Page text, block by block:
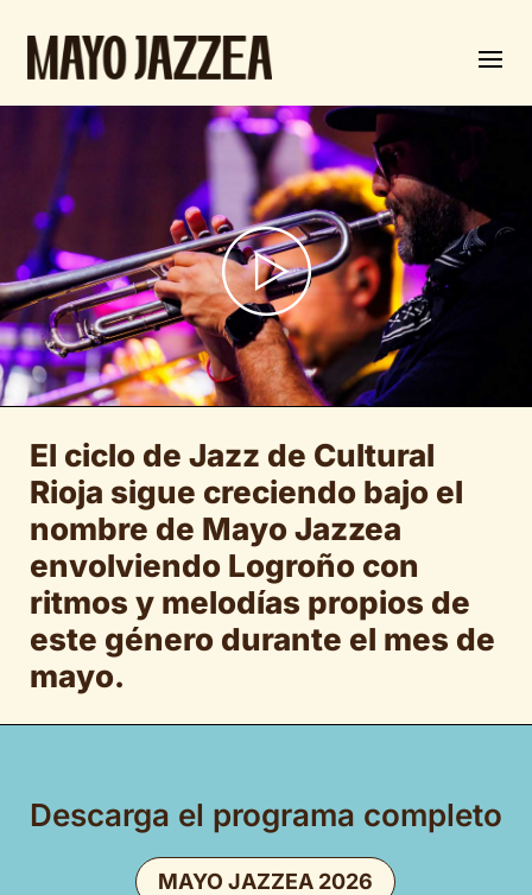
El ciclo de Jazz de Cultural
Rioja sigue creciendo bajo el
nombre de Mayo Jazzea
envolviendo Logroño con
ritmos y melodías propios de
este género durante el mes de
mayo.
Descarga el programa completo
MAYO JAZZEA 2026